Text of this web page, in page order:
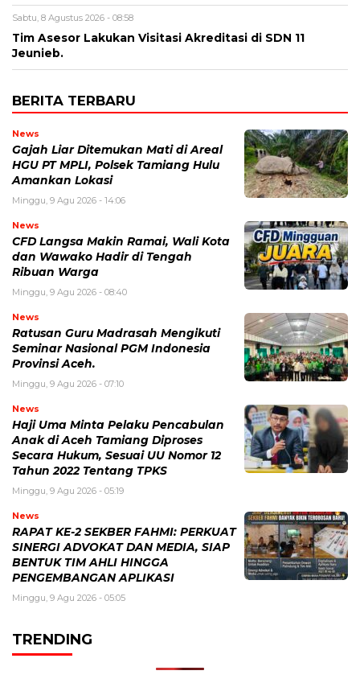
Sabtu, 8 Agustus 2026 - 08:58
Tim Asesor Lakukan Visitasi Akreditasi di SDN 11
Jeunieb.
BERITA TERBARU
News
Gajah Liar Ditemukan Mati di Areal
HGU PT MPLI, Polsek Tamiang Hulu
Amankan Lokasi
Minggu, 9 Agu 2026 - 14:06
News
CFD Langsa Makin Ramai, Wali Kota
dan Wawako Hadir di Tengah
Ribuan Warga
Minggu, 9 Agu 2026 - 08:40
News
Ratusan Guru Madrasah Mengikuti
Seminar Nasional PGM Indonesia
Provinsi Aceh.
Minggu, 9 Agu 2026 - 07:10
News
Haji Uma Minta Pelaku Pencabulan
Anak di Aceh Tamiang Diproses
Secara Hukum, Sesuai UU Nomor 12
Tahun 2022 Tentang TPKS
Minggu, 9 Agu 2026 - 05:19
News
RAPAT KE-2 SEKBER FAHMI: PERKUAT
SINERGI ADVOKAT DAN MEDIA, SIAP
BENTUK TIM AHLI HINGGA
PENGEMBANGAN APLIKASI
Minggu, 9 Agu 2026 - 05:05
TRENDING